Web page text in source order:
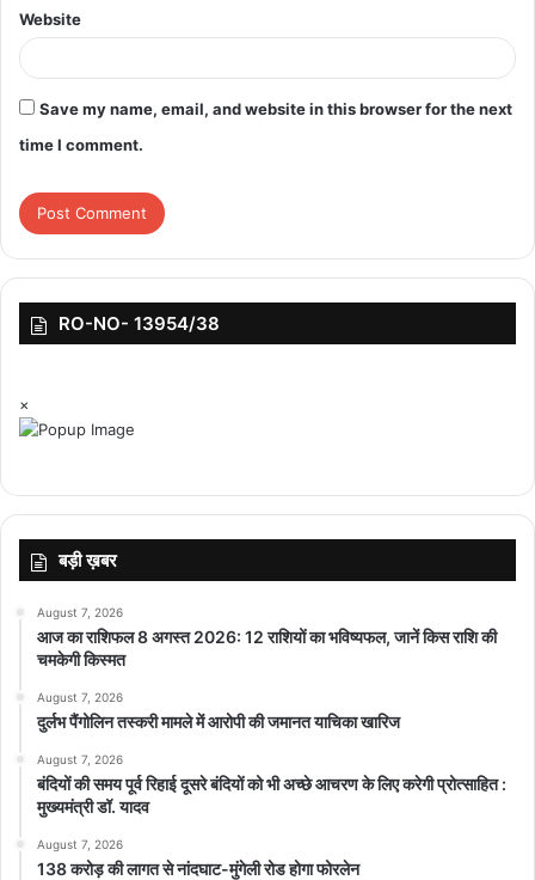
Website
Save my name, email, and website in this browser for the next
time I comment.
RO-NO- 13954/38
×
बड़ी ख़बर
August 7, 2026
आज का राशिफल 8 अगस्त 2026: 12 राशियों का भविष्यफल, जानें किस राशि की
चमकेगी किस्मत
August 7, 2026
दुर्लभ पैंगोलिन तस्करी मामले में आरोपी की जमानत याचिका खारिज
August 7, 2026
बंदियों की समय पूर्व रिहाई दूसरे बंदियों को भी अच्छे आचरण के लिए करेगी प्रोत्साहित :
मुख्यमंत्री डॉ. यादव
August 7, 2026
138 करोड़ की लागत से नांदघाट-मुंगेली रोड होगा फोरलेन